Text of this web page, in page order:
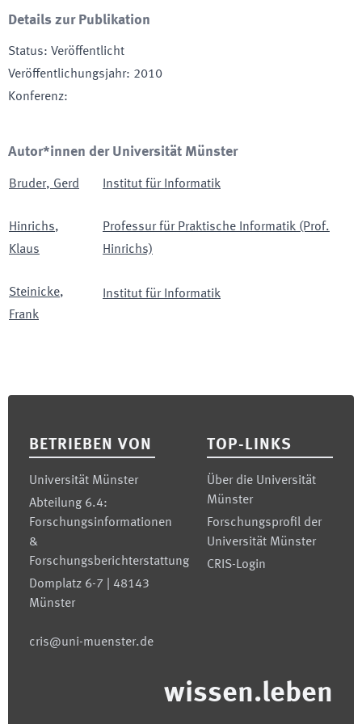
Details zur Publikation
Status: Veröffentlicht
Veröffentlichungsjahr: 2010
Konferenz:
Autor*innen der Universität Münster
Bruder, Gerd Institut für Informatik
Hinrichs,
Klaus
Professur für Praktische Informatik (Prof.
Hinrichs)
Steinicke,
Frank
Institut für Informatik
BETRIEBEN VON
Universität Münster
Abteilung 6.4:
Forschungsinformationen
&
Forschungsberichterstattung
Domplatz 6-7 | 48143
Münster
cris@uni-muenster.de
TOP-LINKS
Über die Universität
Münster
Forschungsprofil der
Universität Münster
CRIS-Login
wissen.leben